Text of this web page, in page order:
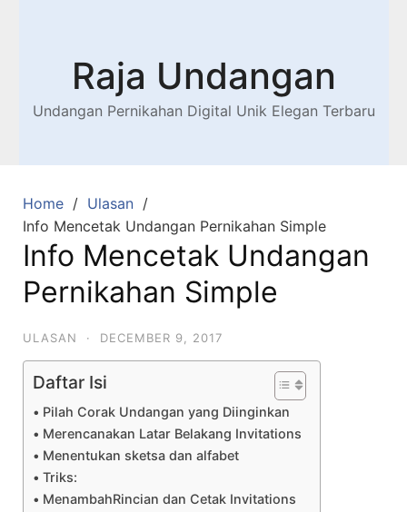
Raja Undangan
Undangan Pernikahan Digital Unik Elegan Terbaru
Home
Ulasan
Info Mencetak Undangan Pernikahan Simple
Info Mencetak Undangan
Pernikahan Simple
ULASAN · DECEMBER 9, 2017
Daftar Isi
Pilah Corak Undangan yang Diinginkan
Merencanakan Latar Belakang Invitations
Menentukan sketsa dan alfabet
Triks:
MenambahRincian dan Cetak Invitations